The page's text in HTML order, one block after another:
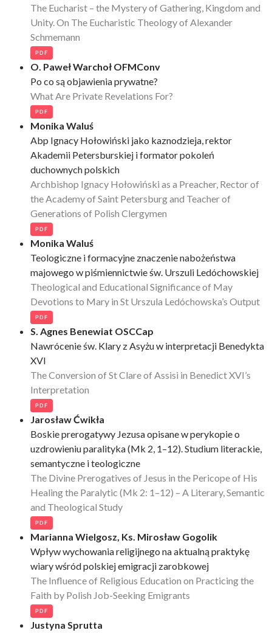
The Eucharist – the Mystery of Gathering, Kingdom and
Unity. On The Eucharistic Theology of Alexander
Schmemann
PDF
O. Paweł Warchoł OFMConv
Po co są objawienia prywatne?
What Are Private Revelations For?
PDF
Monika Waluś
Abp Ignacy Hołowiński jako kaznodzieja, rektor
Akademii Petersburskiej i formator pokoleń
duchownych polskich
Archbishop Ignacy Hołowiński as a Preacher, Rector of
the Academy of Saint Petersburg and Teacher of
Generations of Polish Clergymen
PDF
Monika Waluś
Teologiczne i formacyjne znaczenie nabożeństwa
majowego w piśmiennictwie św. Urszuli Ledóchowskiej
Theological and Educational Significance of May
Devotions to Mary in St Urszula Ledóchowska’s Output
PDF
S. Agnes Benewiat OSCCap
Nawrócenie św. Klary z Asyżu w interpretacji Benedykta
XVI
The Conversion of St Clare of Assisi in Benedict XVI’s
Interpretation
PDF
Jarosław Ćwikła
Boskie prerogatywy Jezusa opisane w perykopie o
uzdrowieniu paralityka (Mk 2, 1–12). Studium literackie,
semantyczne i teologiczne
The Divine Prerogatives of Jesus in the Pericope of His
Healing the Paralytic (Mk 2: 1–12) – A Literary, Semantic
and Theological Study
PDF
Marianna Wielgosz, Ks. Mirosław Gogolik
Wpływ wychowania religijnego na aktualną praktykę
wiary wśród polskiej emigracji zarobkowej
The Influence of Religious Education on Practicing the
Faith by Polish Job-Seeking Emigrants
PDF
Justyna Sprutta